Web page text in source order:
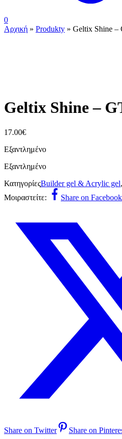
0
Αρχική » Produkty » Geltix Shine –
Geltix Shine –
17.00€
Εξαντλημένο
Εξαντλημένο
ΚατηγορίεςBuilder gel & Acrylic gel,
Μοιραστείτε:
Share on Facebook
Share on Twitter
Share on